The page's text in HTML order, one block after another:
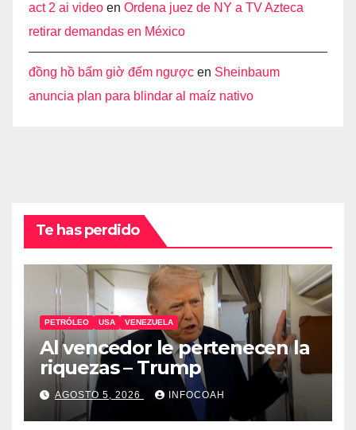
act 2 ai video en Ordena juez de NY a TV Azteca
retirar demandas en México
đồng hồ bấm giờ đếm ngược en Sheinbaum
anuncia plan para blindar al maíz nativo
Te has perdido
PETRÓLEO USA VENEZUELA
Al vencedor le pertenecen la
riquezas – Trump
AGOSTO 5, 2026 INFOCOAH